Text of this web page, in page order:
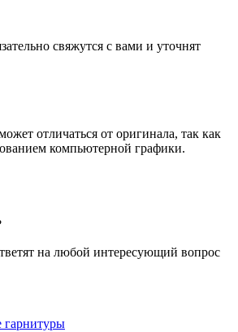
свяжутся с вами и уточнят
отличаться от оригинала, так как
компьютерной графики.
на любой интересующий вопрос
гарнитуры